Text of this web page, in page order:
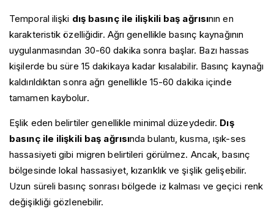
Temporal ilişki dış basınç ile ilişkili baş ağrısının en
karakteristik özelliğidir. Ağrı genellikle basınç kaynağının
uygulanmasından 30-60 dakika sonra başlar. Bazı hassas
kişilerde bu süre 15 dakikaya kadar kısalabilir. Basınç kaynağı
kaldırıldıktan sonra ağrı genellikle 15-60 dakika içinde
tamamen kaybolur.
Eşlik eden belirtiler genellikle minimal düzeydedir. Dış
basınç ile ilişkili baş ağrısında bulantı, kusma, ışık-ses
hassasiyeti gibi migren belirtileri görülmez. Ancak, basınç
bölgesinde lokal hassasiyet, kızarıklık ve şişlik gelişebilir.
Uzun süreli basınç sonrası bölgede iz kalması ve geçici renk
değişikliği gözlenebilir.